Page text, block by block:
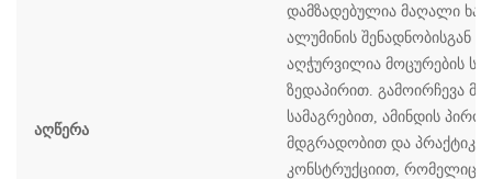
Აღწერა
დამზადებულია მაღალი
ალუმინის შენადნობისგან
აღჭურვილია მოცურების
ზედაპირით. გამოირჩევა
სამაგრებით, ამინდის
მდგრადობით და
კონსტრუქციით, რომელიც